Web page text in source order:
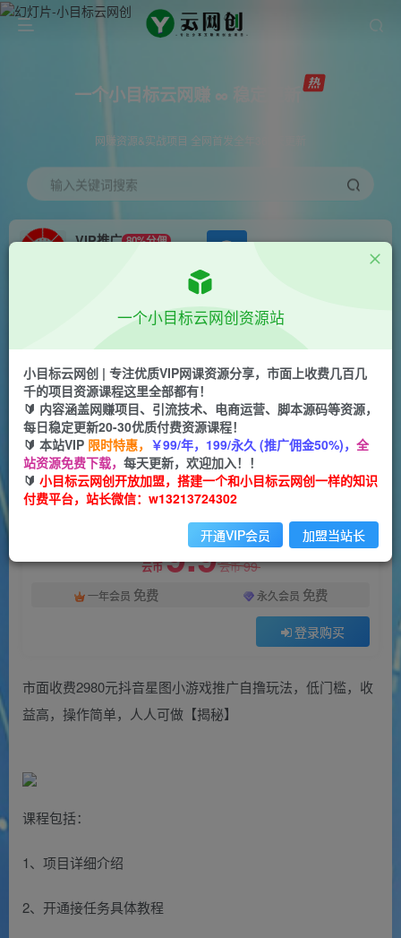
一个小目标云网赚 ∞ 稳定更新
网赚资源&实战项目 全网首发全年365天更新
输入关键词搜索
VIP推广 80%分佣
会员免费 正文
市面收费2980元抖音星图小游戏推广自撸玩法，
低门槛，收益高，操作简单，人人可做【揭秘】
一个小目标云网创
2年前发布
关注 私信
1662 136
此内容为付费阅读，请付费后查看
云币9.9云币99
一年会员 免费 永久会员 免费
登录购买
付费阅读
市面收费2980元抖音星图小游戏推广自撸玩法，低门槛，收
益高，操作简单，人人可做【揭秘】
课程包括：
1、项目详细介绍
2、开通接任务具体教程
一个小目标云网创资源站
小目标云网创 | 专注优质VIP网课资源分享，市面上收费几百几
千的项目资源课程这里全部都有！
🔰 内容涵盖网赚项目、引流技术、电商运营、脚本源码等资源，
每日稳定更新20-30优质付费资源课程！
🔰 本站VIP 限时特惠， ￥99/年，199/永久 (推广佣金50%)， 全
站资源免费下载， 每天更新，欢迎加入！！
🔰 小目标云网创开放加盟，搭建一个和小目标云网创一样的知识
付费平台，站长微信：w13213724302
开通VIP会员 加盟当站长